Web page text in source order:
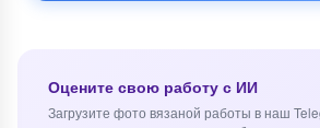
Оцените свою работу с ИИ
Загрузите фото вязаной работы в наш